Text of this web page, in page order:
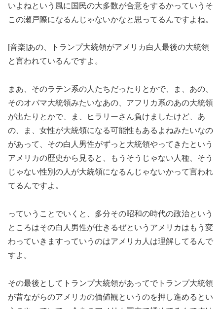
いよねという風に国民の大多数が合意をするかっていうそ
この瀬戸際になるんじゃないかなと思ってるんですよね。
[音楽]あの、トランプ大統領がアメリカ白人最後の大統領
と言われているんですよ。
まあ、そのラテン系の人たちだったりとかで、ま、あの、
そのオバマ大統領みたいなあの、アフリカ系のあの大統領
が出たりとかで、ま、ヒラリーさん負けましたけど、あ
の、ま、女性が大統領になる可能性もあるよねみたいなの
があって、その白人男性がずっと大統領やってきたという
アメリカの歴史から見ると、もうそうじゃない人種、そう
じゃない性別の人が大統領になるんじゃないかって言われ
てるんですよ。
っていうことでいくと、多分その昭和の時代の政治という
ところはその白人男性が仕きるぜというアメリカはもう変
わっていきますっていうのはアメリカ人は理解してるんで
すよ。
その最後としてトランプ大統領があってでトランプ大統領
が昔ながらのアメリカの価値観というのを押し進めるとい